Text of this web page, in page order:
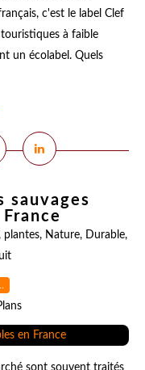
c'est le label Clef
à faible
un écolabel. Quels
sauvages
plantes, Nature, Durable,
sont souvent traités